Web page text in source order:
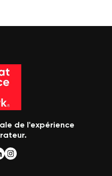
de l'expérience